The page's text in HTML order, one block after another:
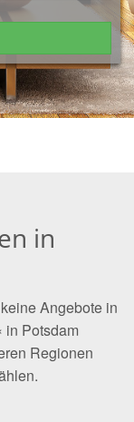
in
Angebote in
in Potsdam
Regionen